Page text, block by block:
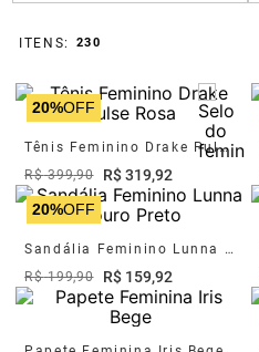
230
20%OFF
Tênis Feminino Drake Pulse Rosa
R$ 399,90 R$ 319,92
20%OFF
Sandália Feminino Lunna Couro Preto
R$ 199,90 R$ 159,92